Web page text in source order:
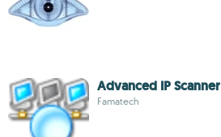
Advanced IP Scanner
Famatech